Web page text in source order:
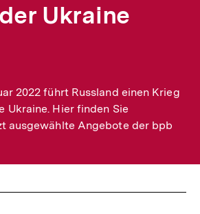
Ukraine
2022 führt Russland einen Krieg
Ukraine. Hier finden Sie
ausgewählte Angebote der bpb